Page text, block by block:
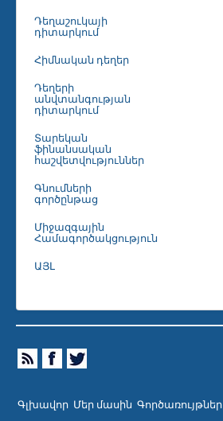
Դեղաշուկայի
դիտարկում
Հիմնական դեղեր
Դեղերի
անվտանգության
դիտարկում
Տարեկան
ֆինանսական
հաշվետվություններ
Գնումների
գործընթաց
Միջազգային
Համագործակցություն
ԱՅԼ
Գլխավոր Մեր մասին Գործառույթներ